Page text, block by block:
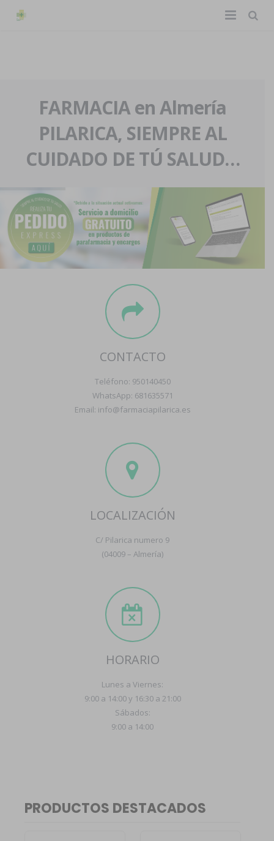
La farmacia
Nuestra historia
Nuestro equipo
Eventos
Servicios y reservas
Pedidos express
Blog
Contacto
Boletín
FARMACIA en Almería
PILARICA, SIEMPRE AL
CUIDADO DE TÚ SALUD…
CONTACTO
Teléfono: 950140450
WhatsApp: 681635571
Email: info@farmaciapilarica.es
LOCALIZACIÓN
C/ Pilarica numero 9
(04009 – Almería)
HORARIO
Lunes a Viernes:
9:00 a 14:00 y 16:30 a 21:00
Sábados:
9:00 a 14:00